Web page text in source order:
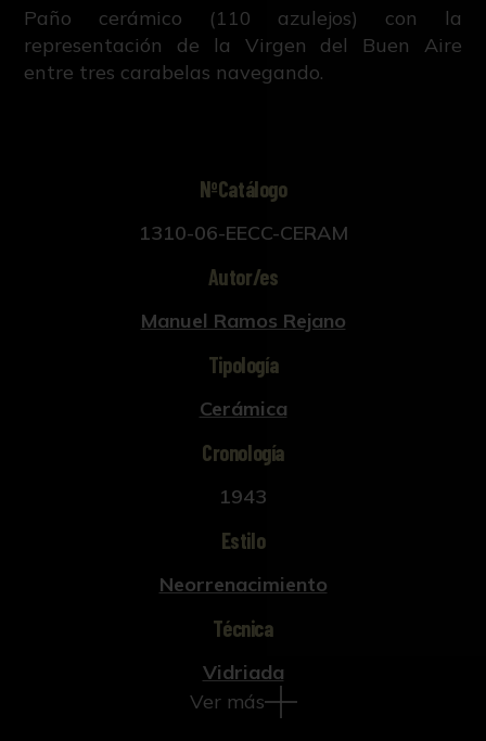
Paño cerámico (110 azulejos) con la
representación de la Virgen del Buen Aire
entre tres carabelas navegando.
NºCatálogo
1310-06-EECC-CERAM
Autor/es
Manuel Ramos Rejano
Tipología
Cerámica
Cronología
1943
Estilo
Neorrenacimiento
Técnica
Vidriada
Ver más